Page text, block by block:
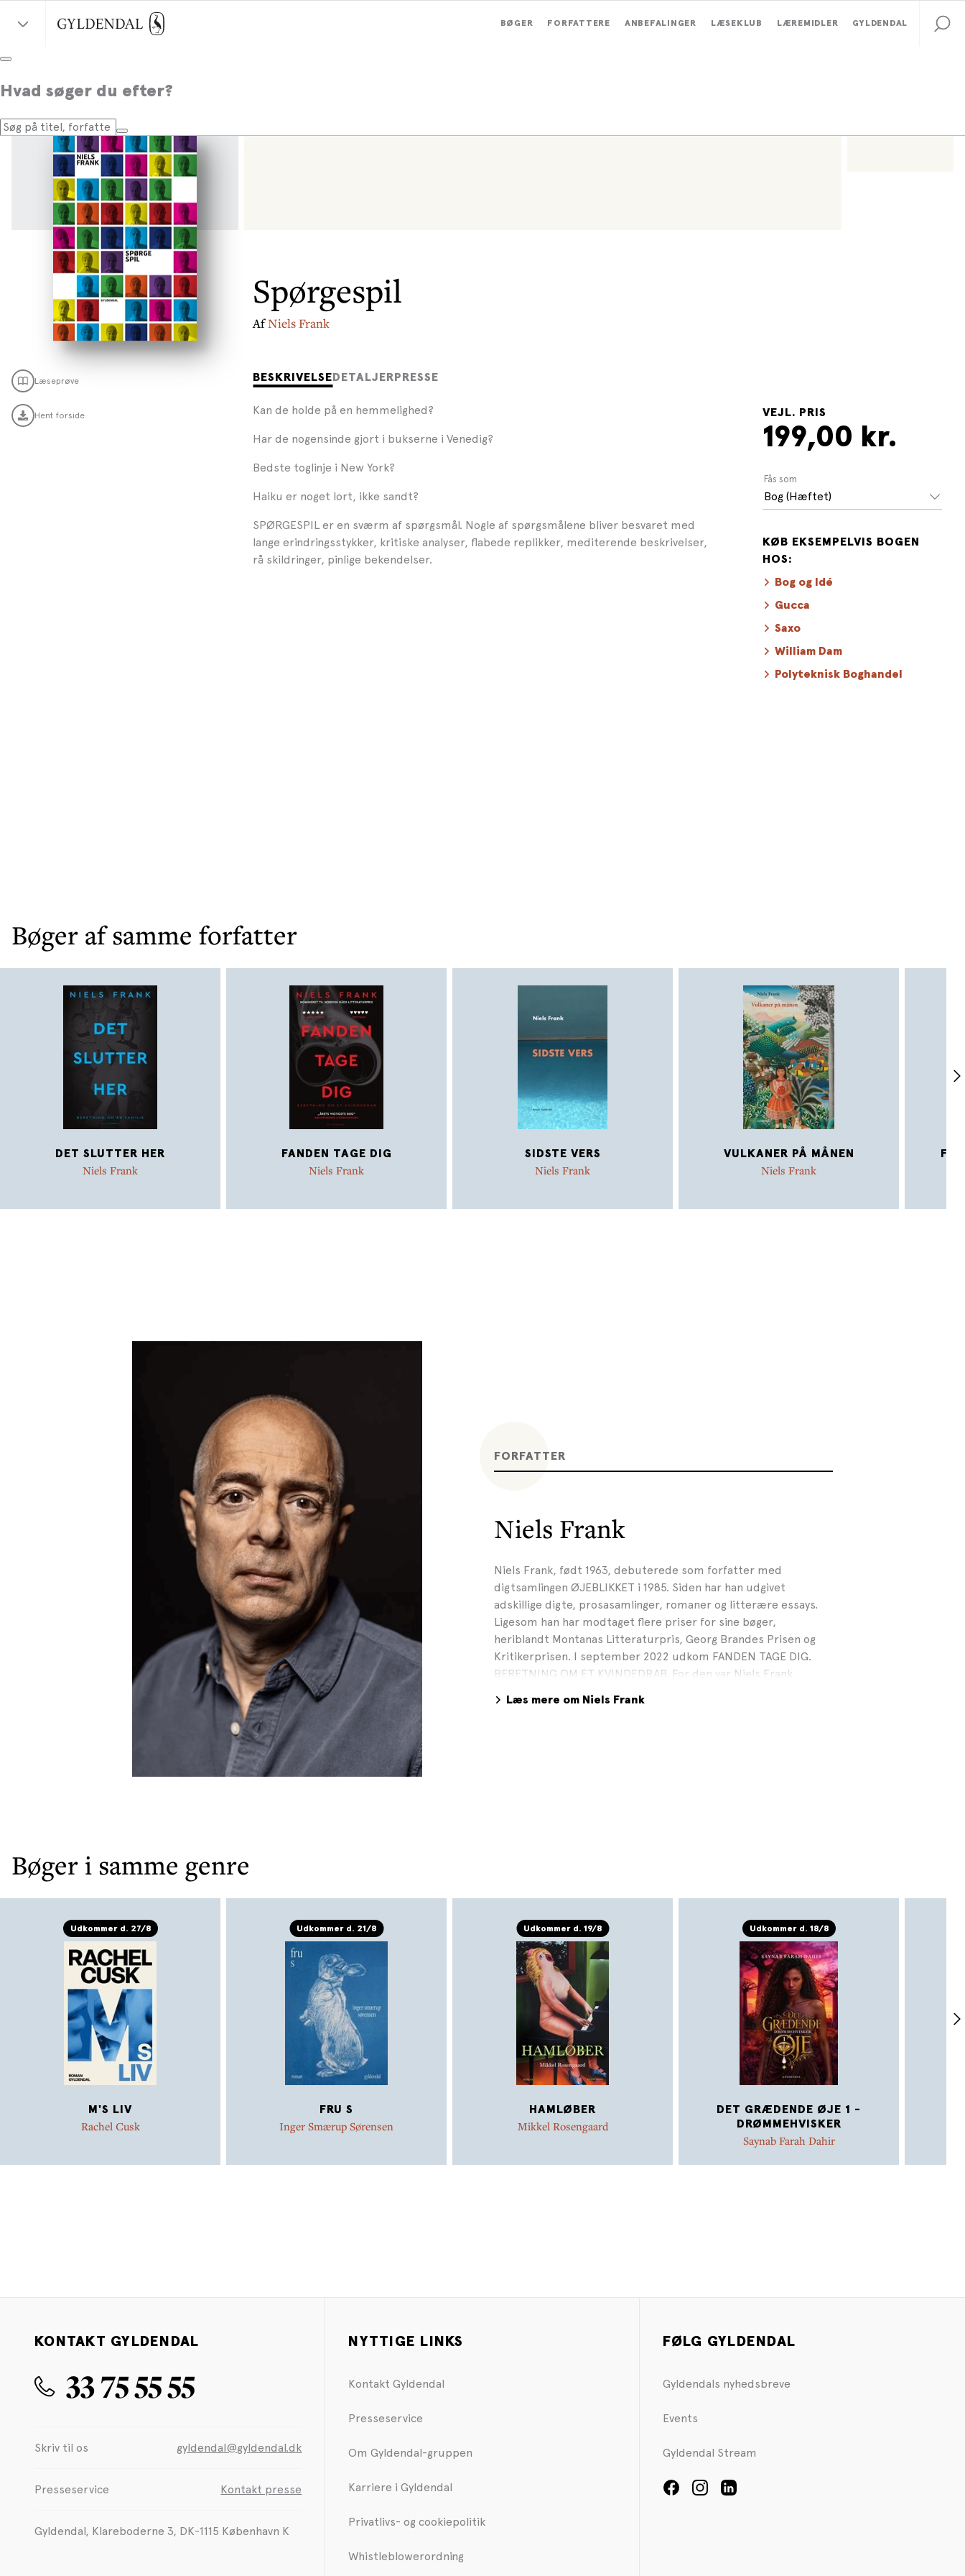
BØGER FORFATTERE ANBEFALINGER LÆSEKLUB LÆREMIDLER GYLDENDAL
Hvad søger du efter?
Spørgespil
AfNiels Frank
Læseprøve
Hent forside
BESKRIVELSE DETALJER PRESSE
Kan de holde på en hemmelighed?
Har de nogensinde gjort i bukserne i Venedig?
Bedste toglinje i New York?
Haiku er noget lort, ikke sandt?
SPØRGESPIL er en sværm af spørgsmål. Nogle af spørgsmålene bliver besvaret med
lange erindringsstykker, kritiske analyser, flabede replikker, mediterende beskrivelser,
rå skildringer, pinlige bekendelser.
VEJL. PRIS
199,00 kr.
Fås som
Bog (Hæftet)
KØB EKSEMPELVIS BOGEN
HOS:
Bog og Idé
Gucca
Saxo
William Dam
Polyteknisk Boghandel
Bøger af samme forfatter
DET SLUTTER HER
Niels Frank
FANDEN TAGE DIG
Niels Frank
SIDSTE VERS
Niels Frank
VULKANER PÅ MÅNEN
Niels Frank
FORFATTER
Niels Frank
Niels Frank, født 1963, debuterede som forfatter med
digtsamlingen ØJEBLIKKET i 1985. Siden har han udgivet
adskillige digte, prosasamlinger, romaner og litterære essays.
Ligesom han har modtaget flere priser for sine bøger,
heriblandt Montanas Litteraturpris, Georg Brandes Prisen og
Kritikerprisen. I september 2022 udkom FANDEN TAGE DIG.
BERETNING OM ET KVINDEDRAB. For den var Niels Frank
Litteraturpris 2023. I januar 2025 fulgte DET SLUTTER HER.
Læs mere om Niels Frank
Bøger i samme genre
Udkommer d. 27/8
M'S LIV
Rachel Cusk
Udkommer d. 21/8
FRU S
Inger Smærup Sørensen
Udkommer d. 19/8
HAMLØBER
Mikkel Rosengaard
Udkommer d. 18/8
DET GRÆDENDE ØJE 1 -
DRØMMEHVISKER
Saynab Farah Dahir
KONTAKT GYLDENDAL
33 75 55 55
Skriv til os gyldendal@gyldendal.dk
Presseservice Kontakt presse
Gyldendal, Klareboderne 3, DK-1115 København K
NYTTIGE LINKS
Kontakt Gyldendal
Presseservice
Om Gyldendal-gruppen
Karriere i Gyldendal
Privatlivs- og cookiepolitik
Whistleblowerordning
FØLG GYLDENDAL
Gyldendals nyhedsbreve
Events
Gyldendal Stream